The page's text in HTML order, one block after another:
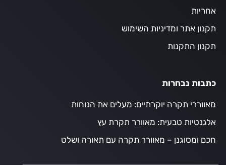
אחריות
תקנון אתר ומדיניות השימוש
תקנון התקנות
כתבות נבחרות
מאווררי תקרה יוקרתיים: מעלים את הנוחות
אלגנטיות טבעית: מאוורר תקרת עץ
חכם ומסוגנן – מאוורר תקרה עם תאורה ושלט